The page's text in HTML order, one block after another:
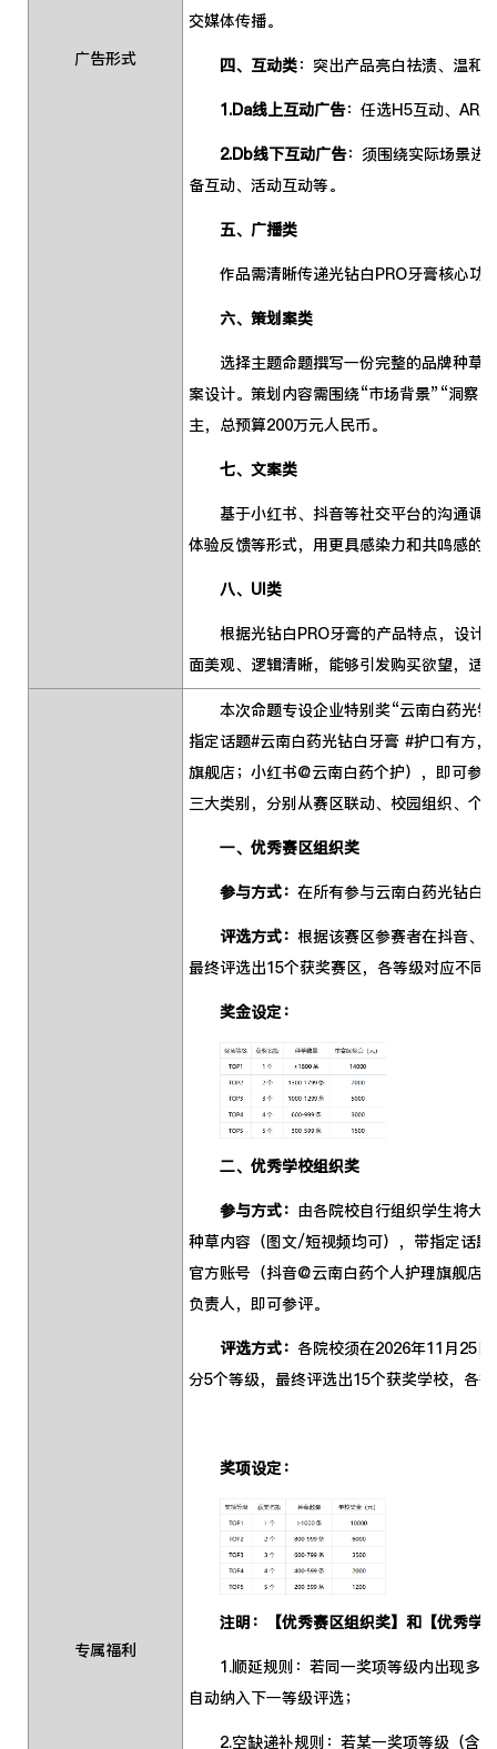
广告形式
交媒体传播。
四、互动类：突出产品亮白祛渍、温和
1.Da线上互动广告：任选H5互动、AR/
2.Db线下互动广告：须围绕实际场景进
备互动、活动互动等。
五、广播类
作品需清晰传递光钻白PRO牙膏核心功
六、策划案类
选择主题命题撰写一份完整的品牌种草推
案设计。策划内容需围绕“市场背景”“洞察
主，总预算200万元人民币。
七、文案类
基于小红书、抖音等社交平台的沟通调性
体验反馈等形式，用更具感染力和共鸣感的
八、UI类
根据光钻白PRO牙膏的产品特点，设计一
面美观、逻辑清晰，能够引发购买欲望，适
专属福利
本次命题专设企业特别奖“云南白药光
指定话题#云南白药光钻白牙膏 #护口有方
旗舰店；小红书@云南白药个护），即可参
三大类别，分别从赛区联动、校园组织、个
一、优秀赛区组织奖
参与方式： 在所有参与云南白药光钻白
评选方式： 根据该赛区参赛者在抖音、
最终评选出15个获奖赛区，各等级对应不同
奖金设定：
二、优秀学校组织奖
参与方式： 由各院校自行组织学生将大
种草内容（图文/短视频均可），带指定话
官方账号（抖音@云南白药个人护理旗舰店
负责人，即可参评。
评选方式： 各院校须在2026年11月25
分5个等级，最终评选出15个获奖学校，各
奖项设定：
注明：【优秀赛区组织奖】和【优秀学
1.顺延规则：若同一奖项等级内出现多个
自动纳入下一等级评选；
2.空缺递补规则：若某一奖项等级（含